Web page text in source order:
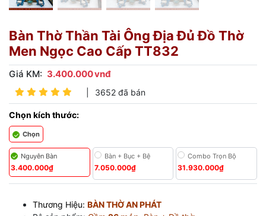
Bàn Thờ Thần Tài Ông Địa Đủ Đồ Thờ
Men Ngọc Cao Cấp TT832
Giá KM: 3.400.000vnđ
3652 đã bán
Chọn kích thước:
Chọn
Nguyên Bàn
3.400.000₫
Bàn + Bục + Bệ
7.050.000₫
Combo Trọn Bộ
31.930.000₫
Thương Hiệu: BÀN THỜAN PHÁT